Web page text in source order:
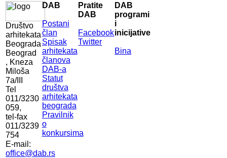
Društvo
arhitekata
Beograda
Beograd
, Kneza
Miloša
7a/III
Tel
011/3230
059,
tel-fax
011/3239
754
E-mail:
office@dab.rs
DAB
Postani
član
Spisak
arhitekata
članova
DAB-a
Statut
društva
arhitekata
beograda
Pravilnik
o
konkursima
Pratite
DAB
Facebook
Twitter
DAB
programi
i
inicijative
Bina